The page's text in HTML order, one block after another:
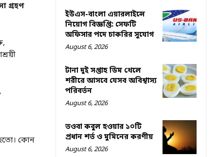
গ্রহণ
হতো। কোন
ইউএস-বাংলা এয়ারলাইন্সে
নিয়োগ বিজ্ঞপ্তি: সেফটি
অফিসার পদে চাকরির সুযোগ
August 6, 2026
টানা দুই সপ্তাহ ডিম খেলে
শরীরে আসবে যেসব অবিশ্বাস্য
পরিবর্তন
August 6, 2026
তওবা কবুল হওয়ার ১০টি
প্রধান শর্ত ও মুমিনের করণীয়
August 6, 2026